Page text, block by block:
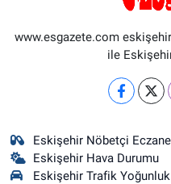
www.esgazete.com
ile
Eskişehir Nöbetçi
Eskişehir Hava Durumu
Eskişehir Trafik